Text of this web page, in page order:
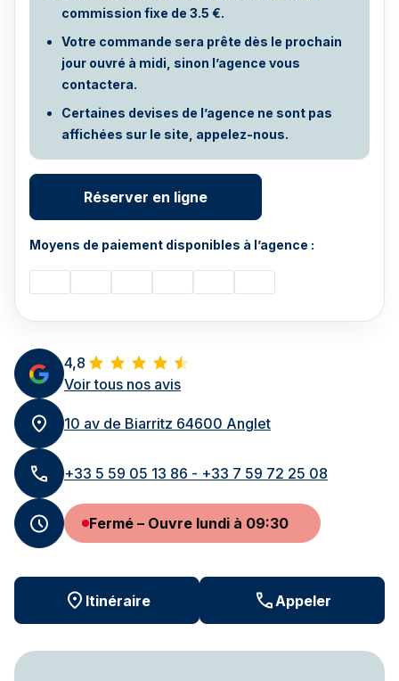
4,8
Voir tous nos avis
10 av de Biarritz 64600 Anglet
+33 5 59 05 13 86 - +33 7 59 72 25 08
Fermé – Ouvre lundi à 09:30
Itinéraire Appeler
commission fixe de 3.5 €.
Votre commande sera prête dès le prochain
jour ouvré à midi, sinon l’agence vous
contactera.
Certaines devises de l’agence ne sont pas
affichées sur le site, appelez-nous.
Réserver en ligne
Moyens de paiement disponibles à l’agence :